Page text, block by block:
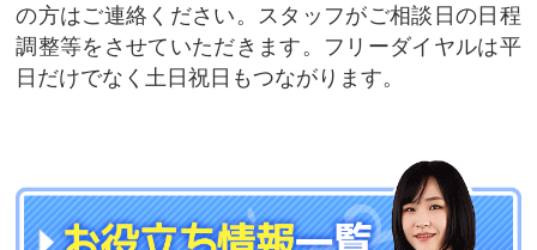
の方はご連絡ください。スタッフがご相談日の日程
調整等をさせていただきます。フリーダイヤルは平
日だけでなく土日祝日もつながります。